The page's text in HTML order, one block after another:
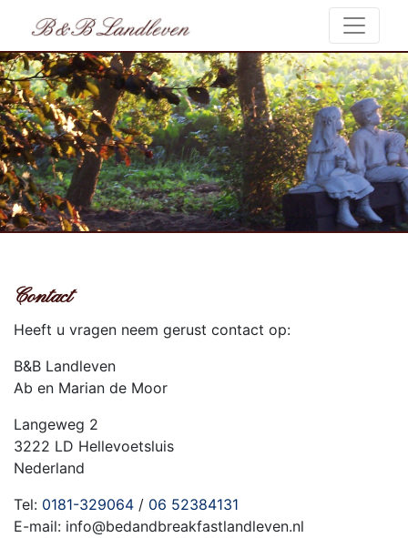
Contact
Heeft u vragen neem gerust contact op:
B&B Landleven
Ab en Marian de Moor
Langeweg 2
3222 LD Hellevoetsluis
Nederland
Tel: 0181-329064 / 06 52384131
E-mail: info@bedandbreakfastlandleven.nl